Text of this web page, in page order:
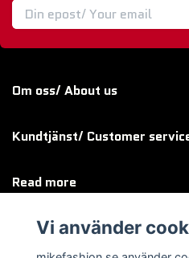
Om oss/ About us
Kundtjänst/ Customer
Read more
Sociala medier
Vi använder